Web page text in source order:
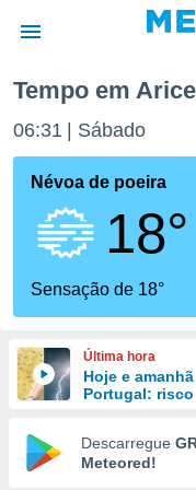
da
foi
fornecidas
a este
das
e
forma
digital
Tempo em
06:31 Sábado
Névoa de poeira
18°
Sensação de 18°
Última hora
Hoje e
Portugal:
Descarregue
Meteored!